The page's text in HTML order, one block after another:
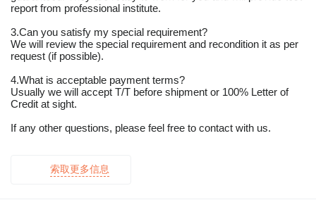
report from professional institute.
3.Can you satisfy my special requirement?
We will review the special requirement and recondition it as per
request (if possible).
4.What is acceptable payment terms?
Usually we will accept T/T before shipment or 100% Letter of
Credit at sight.
If any other questions, please feel free to contact with us.
索取更多信息